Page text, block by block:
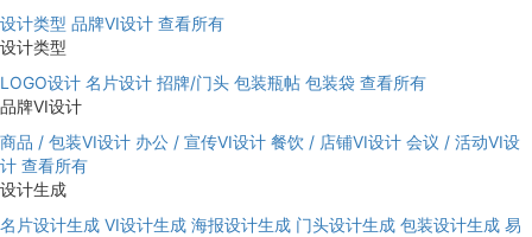
设计类型 品牌VI设计 查看所有
设计类型
LOGO设计 名片设计 招牌/门头 包装瓶帖 包装袋 查看所有
品牌VI设计
商品 / 包装VI设计 办公 / 宣传VI设计 餐饮 / 店铺VI设计 会议 / 活动VI设
计 查看所有
设计生成
名片设计生成 VI设计生成 海报设计生成 门头设计生成 包装设计生成 易